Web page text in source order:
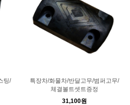
팅/
특장차/화물차/반달고무/범퍼고무/
체결볼트셋트증정
31,100원